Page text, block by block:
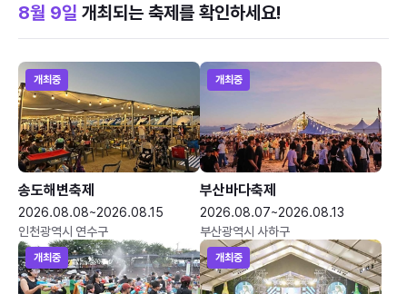
8월 9일 개최되는 축제를 확인하세요!
개최중
송도해변축제
2026.08.08~2026.08.15
인천광역시 연수구
개최중
부산바다축제
2026.08.07~2026.08.13
부산광역시 사하구
개최중 개최중